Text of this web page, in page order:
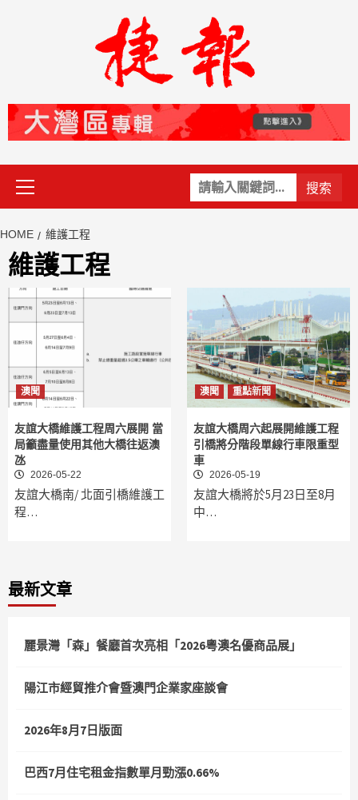
關
鍵
Primary
Menu
HOME 維護工程
維護工程
澳聞
友誼大橋維護工程周六展開 當
局籲盡量使用其他大橋往返澳
氹
2026-05-22
友誼大橋南/ 北面引橋維護工
程…
澳聞 重點新聞
友誼大橋周六起展開維護工程
引橋將分階段單線行車限重型
車
2026-05-19
友誼大橋將於5月23日至8月
中…
最新文章
麗景灣「森」餐廳首次亮相「2026粵澳名優商品展」
陽江市經貿推介會暨澳門企業家座談會
2026年8月7日版面
巴西7月住宅租金指數單月勁漲0.66%